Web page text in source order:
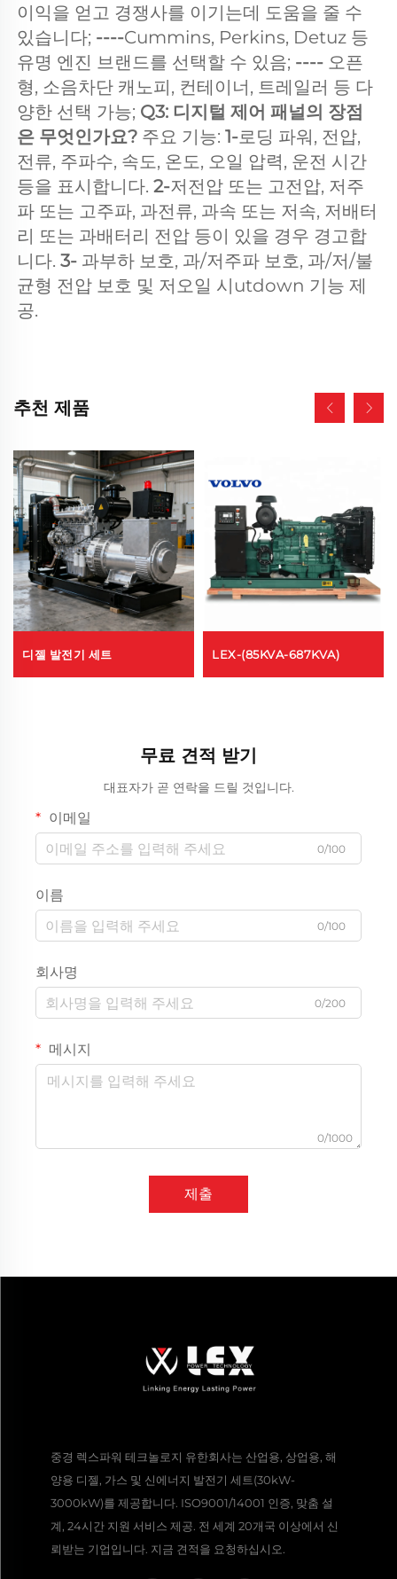
이익을 얻고 경쟁사를 이기는데 도움을 줄 수
있습니다; ----Cummins, Perkins, Detuz 등
유명 엔진 브랜드를 선택할 수 있음; ---- 오픈
형, 소음차단 캐노피, 컨테이너, 트레일러 등 다
양한 선택 가능; Q3: 디지털 제어 패널의 장점
은 무엇인가요? 주요 기능: 1-로딩 파워, 전압,
전류, 주파수, 속도, 온도, 오일 압력, 운전 시간
등을 표시합니다. 2-저전압 또는 고전압, 저주
파 또는 고주파, 과전류, 과속 또는 저속, 저배터
리 또는 과배터리 전압 등이 있을 경우 경고합
니다. 3- 과부하 보호, 과/저주파 보호, 과/저/불
균형 전압 보호 및 저오일 시utdown 기능 제
공.
추천 제품
디젤 발전기 세트 LEX-(85KVA-687KVA)
무료 견적 받기
대표자가 곧 연락을 드릴 것입니다.
이메일
0/100
이름
0/100
회사명
0/200
메시지
0/1000
제출
중경 렉스파워 테크놀로지 유한회사는 산업용, 상업용, 해
양용 디젤, 가스 및 신에너지 발전기 세트(30kW-
3000kW)를 제공합니다. ISO9001/14001 인증, 맞춤 설
계, 24시간 지원 서비스 제공. 전 세계 20개국 이상에서 신
뢰받는 기업입니다. 지금 견적을 요청하십시오.